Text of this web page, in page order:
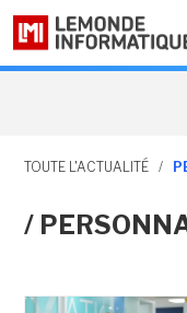
TOUTE L'ACTUALITÉ /
/